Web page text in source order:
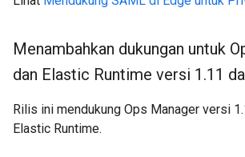
Menambahkan dukungan untuk
dan Elastic Runtime versi 1 .11
Rilis ini mendukung Ops Manager versi
Elastic Runtime.